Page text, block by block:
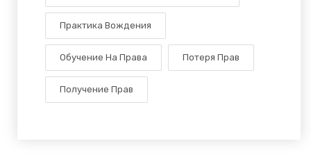
Практика Вождения
Обучение На Права Потеря Прав
Получение Прав